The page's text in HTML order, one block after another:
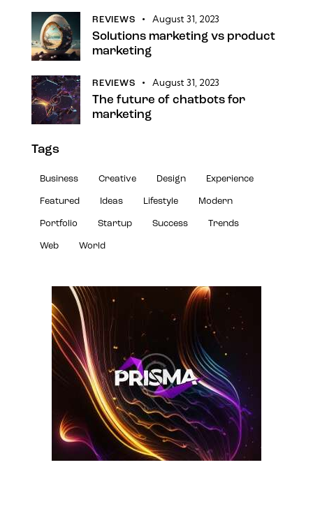
REVIEWS August 31, 2023
Solutions marketing vs product
marketing
REVIEWS August 31, 2023
The future of chatbots for
marketing
Tags
Business Creative Design Experience
Featured Ideas Lifestyle Modern
Portfolio Startup Success Trends
Web World